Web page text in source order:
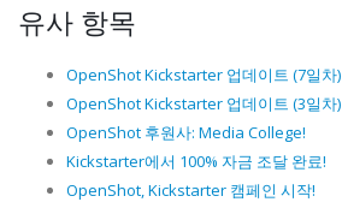
유사 항목
OpenShot Kickstarter 업데이트 (7일차)
OpenShot Kickstarter 업데이트 (3일차)
OpenShot 후원사: Media College!
Kickstarter에서 100% 자금 조달 완료!
OpenShot, Kickstarter 캠페인 시작!